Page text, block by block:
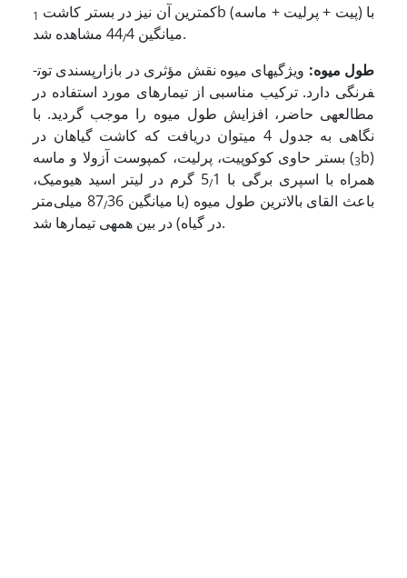
کمترین آن نیز در بستر کاشت 1
b (پیت + پرلیت + ماسه) با
میانگین 44
/
4 مشاهده شد.
طول میوه: ویژگی­های میوه نقش مؤثری در بازارپسندی توت­
فرنگی دارد. ترکیب مناسبی از تیمارهای مورد استفاده در
مطالعه­ی حاضر، افزایش طول میوه را موجب گردید. با
نگاهی به جدول 4 می­توان دریافت که کاشت گیاهان در
بستر حاوی کوکوپیت، پرلیت، کمپوست آزولا و ماسه (3b)
همراه با اسپری برگی با 5
/
1 گرم در لیتر اسید هیومیک،
باعث القای بالاترین طول میوه (با میانگین 87
/
36 میلی‌متر
در گیاه) در بین همه­ی تیمارها شد.